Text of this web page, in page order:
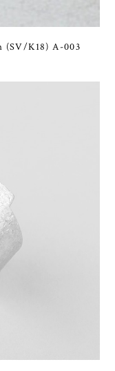
(SV/K18) A-003